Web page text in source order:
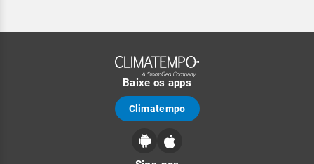
Baixe os apps
Climatempo